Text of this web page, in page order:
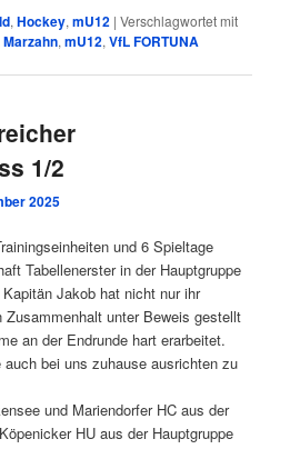
,Hockey,mU12 |Verschlagwortet mit
Marzahn,mU12,VfL FORTUNA
1/2
2025
und 6 Spieltage
Tabellenerster in der Hauptgruppe
Jakob hat nicht nur ihr
Zusammenhalt unter Beweis gestellt
an der Endrunde hart erarbeitet.
bei uns zuhause ausrichten zu
und Mariendorfer HC aus der
HU aus der Hauptgruppe